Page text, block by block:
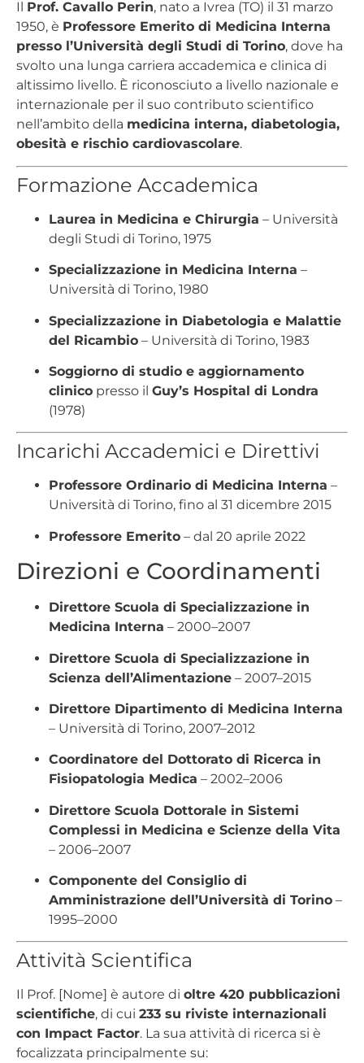
Il Prof. Cavallo Perin, nato a Ivrea (TO) il 31 marzo
1950, è Professore Emerito di Medicina Interna
presso l’Università degli Studi di Torino, dove ha
svolto una lunga carriera accademica e clinica di
altissimo livello. È riconosciuto a livello nazionale e
internazionale per il suo contributo scientifico
nell’ambito della medicina interna, diabetologia,
obesità e rischio cardiovascolare.
Formazione Accademica
Laurea in Medicina e Chirurgia – Università
degli Studi di Torino, 1975
Specializzazione in Medicina Interna –
Università di Torino, 1980
Specializzazione in Diabetologia e Malattie
del Ricambio – Università di Torino, 1983
Soggiorno di studio e aggiornamento
clinico presso il Guy’s Hospital di Londra
(1978)
Incarichi Accademici e Direttivi
Professore Ordinario di Medicina Interna –
Università di Torino, fino al 31 dicembre 2015
Professore Emerito – dal 20 aprile 2022
Direzioni e Coordinamenti
Direttore Scuola di Specializzazione in
Medicina Interna – 2000–2007
Direttore Scuola di Specializzazione in
Scienza dell’Alimentazione – 2007–2015
Direttore Dipartimento di Medicina Interna
– Università di Torino, 2007–2012
Coordinatore del Dottorato di Ricerca in
Fisiopatologia Medica – 2002–2006
Direttore Scuola Dottorale in Sistemi
Complessi in Medicina e Scienze della Vita
– 2006–2007
Componente del Consiglio di
Amministrazione dell’Università di Torino –
1995–2000
Attività Scientifica
Il Prof. [Nome] è autore di oltre 420 pubblicazioni
scientifiche, di cui 233 su riviste internazionali
con Impact Factor. La sua attività di ricerca si è
focalizzata principalmente su: